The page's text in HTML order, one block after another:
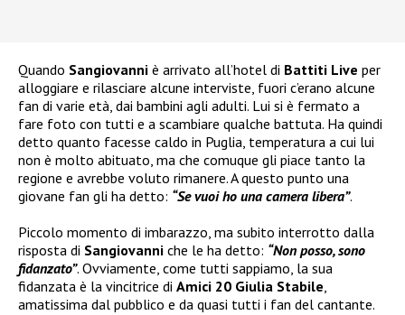
Quando Sangiovanni è arrivato all’hotel di Battiti Live per
alloggiare e rilasciare alcune interviste, fuori c’erano alcune
fan di varie età, dai bambini agli adulti. Lui si è fermato a
fare foto con tutti e a scambiare qualche battuta. Ha quindi
detto quanto facesse caldo in Puglia, temperatura a cui lui
non è molto abituato, ma che comuque gli piace tanto la
regione e avrebbe voluto rimanere. A questo punto una
giovane fan gli ha detto: “Se vuoi ho una camera libera”.
Piccolo momento di imbarazzo, ma subito interrotto dalla
risposta di Sangiovanni che le ha detto: “Non posso, sono
fidanzato”. Ovviamente, come tutti sappiamo, la sua
fidanzata è la vincitrice di Amici 20 Giulia Stabile,
amatissima dal pubblico e da quasi tutti i fan del cantante.